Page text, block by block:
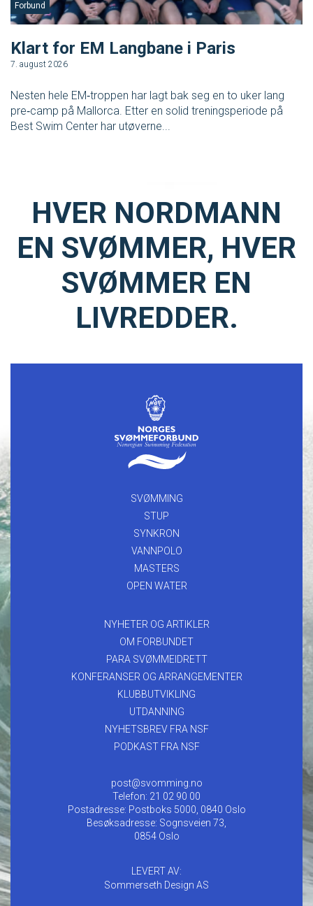
Forbund
Klart for EM Langbane i Paris
7. august 2026
Nesten hele EM‑troppen har lagt bak seg en to uker lang
pre‑camp på Mallorca. Etter en solid treningsperiode på
Best Swim Center har utøverne...
HVER NORDMANN
EN SVØMMER, HVER
SVØMMER EN
LIVREDDER.
SVØMMING
STUP
SYNKRON
VANNPOLO
MASTERS
OPEN WATER
NYHETER OG ARTIKLER
OM FORBUNDET
PARA SVØMMEIDRETT
KONFERANSER OG ARRANGEMENTER
KLUBBUTVIKLING
UTDANNING
NYHETSBREV FRA NSF
PODKAST FRA NSF
post@svomming.no
Telefon: 21 02 90 00
Postadresse: Postboks 5000, 0840 Oslo
Besøksadresse: Sognsveien 73,
0854 Oslo
LEVERT AV:
Sommerseth Design AS